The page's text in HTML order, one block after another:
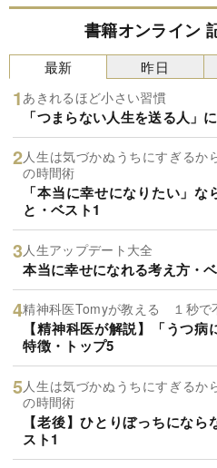
書籍オンライン
最新
あきれるほど小さい習慣
「つまらない人生を送る人」
人生は気づかぬうちにすぎるか
の時間術
「本当に幸せになりたい」
と・ベスト1
人生アップデート大全
本当に幸せになれる考え方・
精神科医Tomyが教える １秒で
【精神科医が解説】「うつ
特徴・トップ5
人生は気づかぬうちにすぎるか
の時間術
【老後】ひとりぼっちにな
スト1
昨日